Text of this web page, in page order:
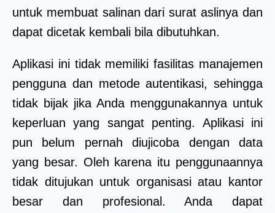
untuk membuat salinan dari surat aslinya dan
dapat dicetak kembali bila dibutuhkan.
Aplikasi ini tidak memiliki fasilitas manajemen
pengguna dan metode autentikasi, sehingga
tidak bijak jika Anda menggunakannya untuk
keperluan yang sangat penting. Aplikasi ini
pun belum pernah diujicoba dengan data
yang besar. Oleh karena itu penggunaannya
tidak ditujukan untuk organisasi atau kantor
besar dan profesional. Anda dapat